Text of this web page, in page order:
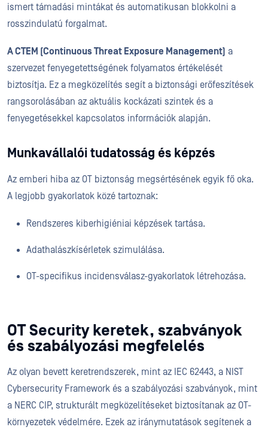
ismert támadási mintákat és automatikusan blokkolni a
rosszindulatú forgalmat.
A CTEM (Continuous Threat Exposure Management) a
szervezet fenyegetettségének folyamatos értékelését
biztosítja. Ez a megközelítés segít a biztonsági erőfeszítések
rangsorolásában az aktuális kockázati szintek és a
fenyegetésekkel kapcsolatos információk alapján.
Munkavállalói tudatosság és képzés
Az emberi hiba az OT biztonság megsértésének egyik fő oka.
A legjobb gyakorlatok közé tartoznak:
Rendszeres kiberhigiéniai képzések tartása.
Adathalászkísérletek szimulálása.
OT-specifikus incidensválasz-gyakorlatok létrehozása.
OT Security keretek, szabványok
és szabályozási megfelelés
Az olyan bevett keretrendszerek, mint az IEC 62443, a NIST
Cybersecurity Framework és a szabályozási szabványok, mint
a NERC CIP, strukturált megközelítéseket biztosítanak az OT-
környezetek védelmére. Ezek az iránymutatások segítenek a